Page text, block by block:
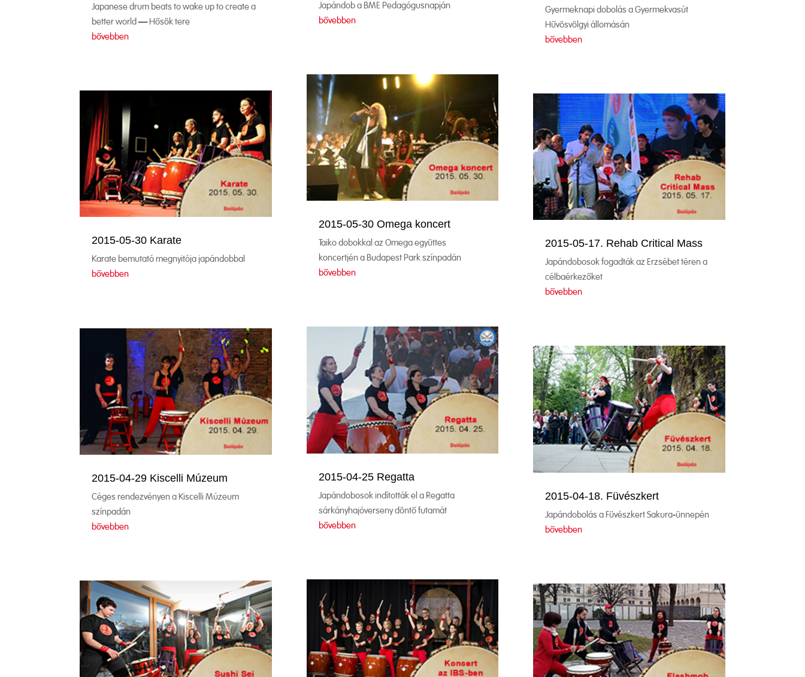
Japanese drum beats to wake up to create a
better world – Hősök tere
bővebben
2015-05-30 Karate
Karate bemutató megnyitója japándobbal
bővebben
2015-04-29 Kiscelli Múzeum
Céges rendezvényen a Kiscelli Múzeum
színpadán
bővebben
Japándob a BME Pedagógusnapján
bővebben
2015-05-30 Omega koncert
Taiko dobokkal az Omega együttes
koncertjén a Budapest Park színpadán
bővebben
2015-04-25 Regatta
Japándobosok indították el a Regatta
sárkányhajóverseny döntő futamát
bővebben
Gyermeknapi dobolás a Gyermekvasút
Hűvösvölgyi állomásán
bővebben
2015-05-17. Rehab Critical Mass
Japándobosok fogadták az Erzsébet téren a
célbaérkezőket
bővebben
2015-04-18. Füvészkert
Japándobolás a Füvészkert Sakura-ünnepén
bővebben